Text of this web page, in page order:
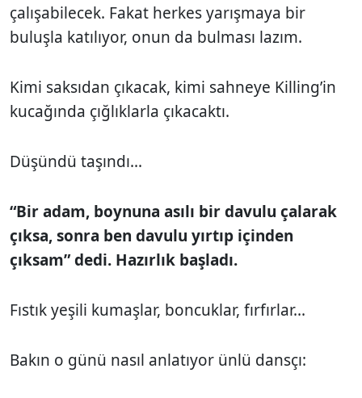
çalışabilecek. Fakat herkes yarışmaya bir
buluşla katılıyor, onun da bulması lazım.
Kimi saksıdan çıkacak, kimi sahneye Killing’in
kucağında çığlıklarla çıkacaktı.
Düşündü taşındı...
“Bir adam, boynuna asılı bir davulu çalarak
çıksa, sonra ben davulu yırtıp içinden
çıksam” dedi. Hazırlık başladı.
Fıstık yeşili kumaşlar, boncuklar, fırfırlar...
Bakın o günü nasıl anlatıyor ünlü dansçı: